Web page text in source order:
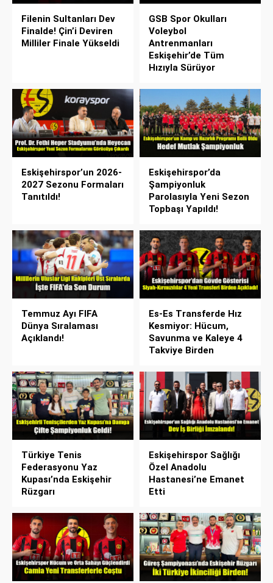
Filenin Sultanları Dev
Finalde! Çin’i Deviren
Milliler Finale Yükseldi
GSB Spor Okulları
Voleybol
Antrenmanları
Eskişehir’de Tüm
Hızıyla Sürüyor
Eskişehirspor’un 2026-
2027 Sezonu Formaları
Tanıtıldı!
Eskişehirspor’da
Şampiyonluk
Parolasıyla Yeni Sezon
Topbaşı Yapıldı!
Temmuz Ayı FIFA
Dünya Sıralaması
Açıklandı!
Es-Es Transferde Hız
Kesmiyor: Hücum,
Savunma ve Kaleye 4
Takviye Birden
Türkiye Tenis
Federasyonu Yaz
Kupası’nda Eskişehir
Rüzgarı
Eskişehirspor Sağlığı
Özel Anadolu
Hastanesi’ne Emanet
Etti